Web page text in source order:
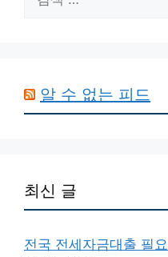
색:
알 수 없는 피드
최신 글
전국 전세자금대출 필